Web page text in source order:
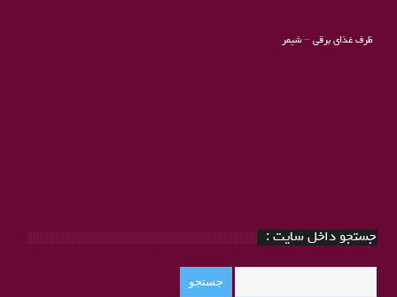
ظرف غذای برقی– شیمر
جستجو داخل سایت :